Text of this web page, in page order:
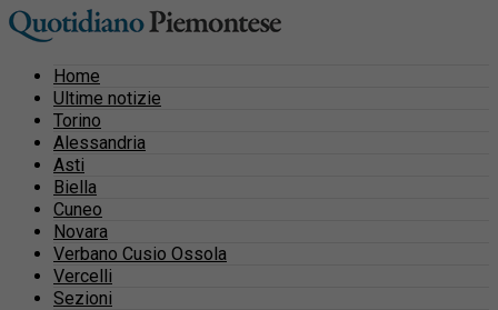
Home
Ultime notizie
Torino
Alessandria
Asti
Biella
Cuneo
Novara
Verbano Cusio Ossola
Vercelli
Sezioni